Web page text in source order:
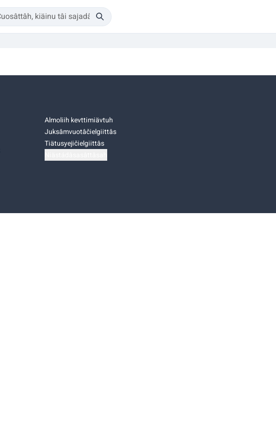
Almoliih kevttimiävtuh
Juksâmvuotâčielgiittâs
Tiätusyejičielgiittâs